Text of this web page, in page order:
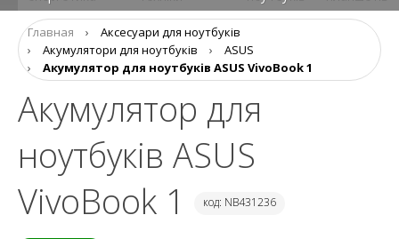
Главная ›
Аксесуари для ноутбуків
›
Aкумулятори для ноутбуків ›
ASUS
›
Акумулятор для ноутбуків ASUS VivoBook 1
Акумулятор для
ноутбуків ASUS
VivoBook 1
код: NB431236